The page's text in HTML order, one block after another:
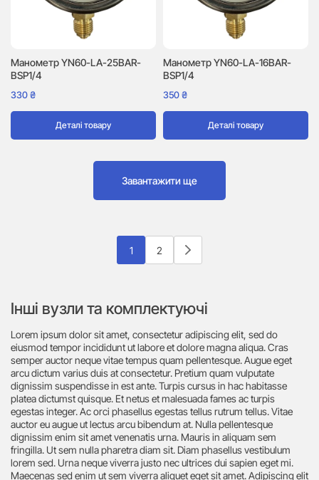
Манометр YN60-LA-25BAR-
BSP1/4
330₴
Деталі товару
Манометр YN60-LA-16BAR-
BSP1/4
350₴
Деталі товару
Завантажити ще
1 2
Інші вузли та комплектуючі
Lorem ipsum dolor sit amet, consectetur adipiscing elit, sed do
eiusmod tempor incididunt ut labore et dolore magna aliqua. Cras
semper auctor neque vitae tempus quam pellentesque. Augue eget
arcu dictum varius duis at consectetur. Pretium quam vulputate
dignissim suspendisse in est ante. Turpis cursus in hac habitasse
platea dictumst quisque. Et netus et malesuada fames ac turpis
egestas integer. Ac orci phasellus egestas tellus rutrum tellus. Vitae
auctor eu augue ut lectus arcu bibendum at. Nulla pellentesque
dignissim enim sit amet venenatis urna. Mauris in aliquam sem
fringilla. Ut sem nulla pharetra diam sit. Diam phasellus vestibulum
lorem sed. Urna neque viverra justo nec ultrices dui sapien eget mi.
Maecenas sed enim ut sem viverra aliquet eget sit amet. Adipiscing elit